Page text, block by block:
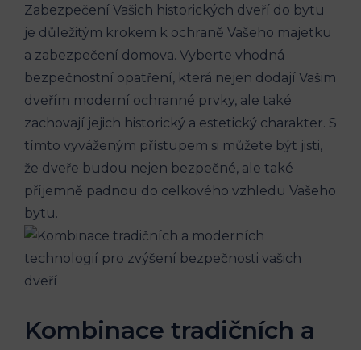
Zabezpečení Vašich historických dveří do bytu
je důležitým krokem k ochraně Vašeho majetku
a zabezpečení domova. Vyberte vhodná
bezpečnostní opatření, která nejen dodají Vašim
dveřím moderní ochranné prvky, ale také
zachovají jejich historický a estetický charakter. S
tímto vyváženým přístupem si můžete být jisti,
že dveře budou nejen bezpečné, ale také
příjemně padnou do celkového vzhledu Vašeho
bytu.
Kombinace tradičních a